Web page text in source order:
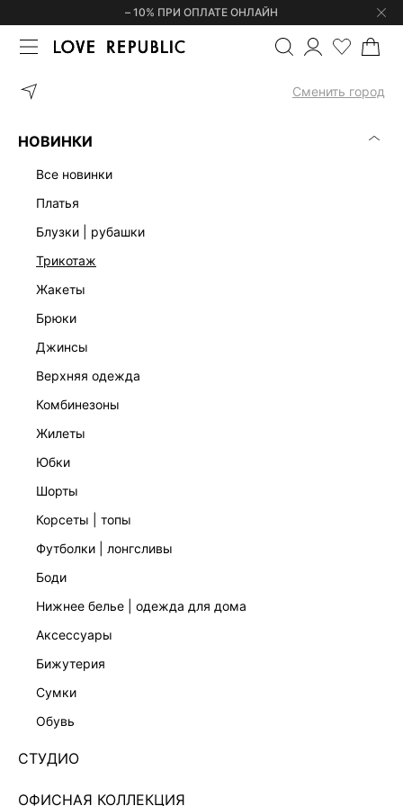
– 10% ПРИ ОПЛАТЕ ОНЛАЙН
Сменить город
НОВИНКИ
все новинки
платья
блузки | рубашки
трикотаж
жакеты
брюки
джинсы
верхняя одежда
комбинезоны
жилеты
юбки
шорты
корсеты | топы
футболки | лонгсливы
боди
нижнее белье | одежда для дома
аксессуары
бижутерия
сумки
обувь
СТУДИО
ОФИСНАЯ КОЛЛЕКЦИЯ
ГЛАВНАЯ ТРИКОТАЖНОЕ ПЛАТЬЕ С
ЭКСКЛЮЗИВНО ОНЛАЙН
ТРИКОТАЖНОЕ ПЛАТЬЕ С ШЕРСТЬЮ 5451306524-
Нет в наличии